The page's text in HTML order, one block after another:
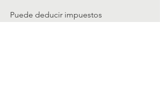
Puede deducir impuestos